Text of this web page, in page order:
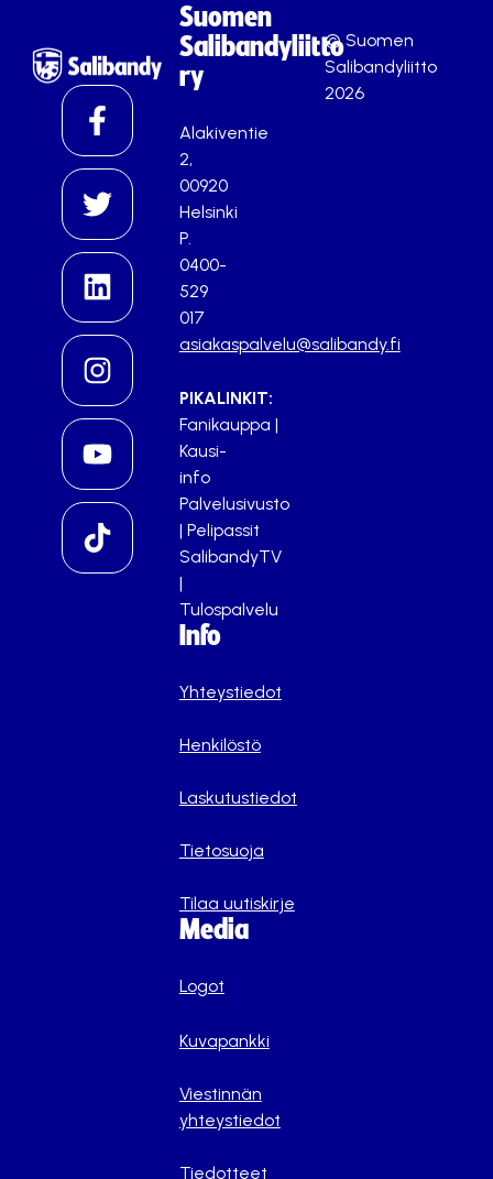
Suomen
Salibandyliitto
ry
Alakiventie
2,
00920
Helsinki
P.
0400-
529
017
asiakaspalvelu@salibandy.fi
PIKALINKIT:
Fanikauppa |
Kausi-
info
Palvelusivusto
| Pelipassit
SalibandyTV
|
Tulospalvelu
Info
Yhteystiedot
Henkilöstö
Laskutustiedot
Tietosuoja
Tilaa uutiskirje
Media
Logot
Kuvapankki
Viestinnän
yhteystiedot
Tiedotteet
© Suomen
Salibandyliitto
2026